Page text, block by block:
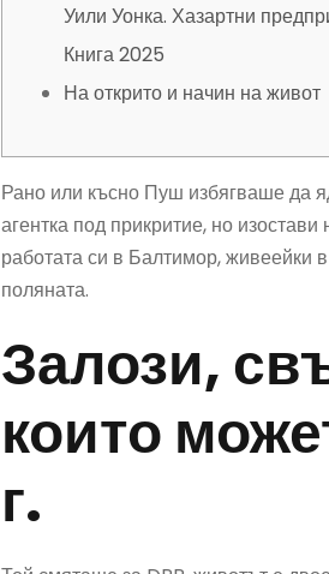
Уили Уонка. Хазартни
Книга 2025
На открито и начин на живот
Рано или късно Пуш избягваше да
агентка под прикритие, но
работата си в Балтимор, живеейки
поляната.
Залози,
които
г.